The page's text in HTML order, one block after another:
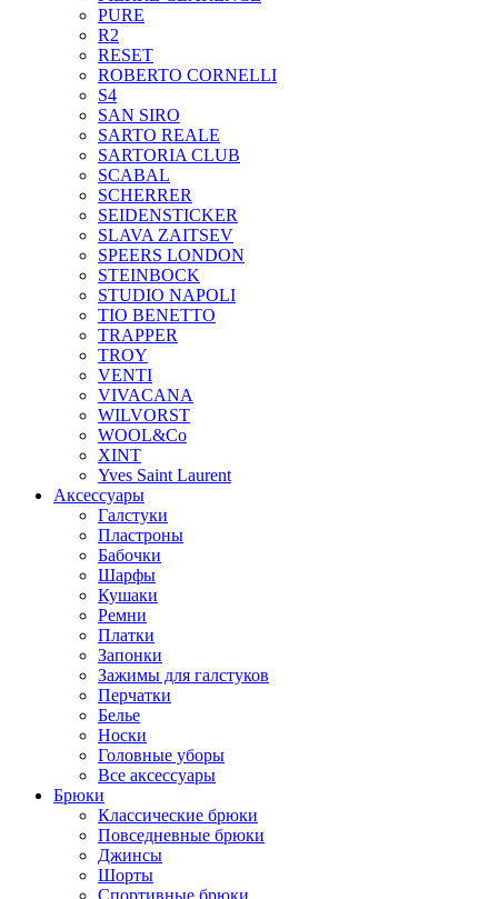
PURE
R2
RESET
ROBERTO CORNELLI
S4
SAN SIRO
SARTO REALE
SARTORIA CLUB
SCABAL
SCHERRER
SEIDENSTICKER
SLAVA ZAITSEV
SPEERS LONDON
STEINBOCK
STUDIO NAPOLI
TIO BENETTO
TRAPPER
TROY
VENTI
VIVACANA
WILVORST
WOOL&Co
XINT
Yves Saint Laurent
Аксессуары
Галстуки
Пластроны
Бабочки
Шарфы
Кушаки
Ремни
Платки
Запонки
Зажимы для галстуков
Перчатки
Белье
Носки
Головные уборы
Все аксессуары
Брюки
Классические брюки
Повседневные брюки
Джинсы
Шорты
Спортивные брюки